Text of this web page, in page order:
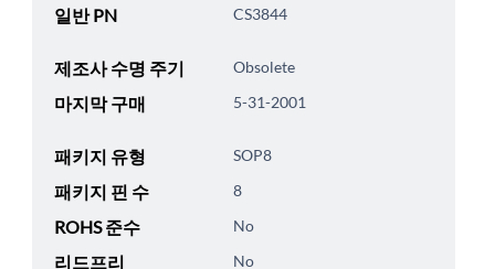
일반 PN CS3844
제조사 수명 주기 Obsolete
마지막 구매 5-31-2001
패키지 유형 SOP8
패키지 핀 수 8
ROHS 준수 No
리드프리 No